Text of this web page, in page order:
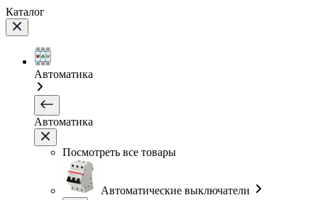
Каталог
Автоматика
Автоматика
Посмотреть все товары
Автоматические выключатели